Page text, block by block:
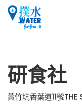
研食社
黃竹坑香葉道11號